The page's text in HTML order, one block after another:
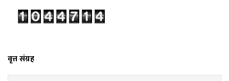
वृत्त संग्रह